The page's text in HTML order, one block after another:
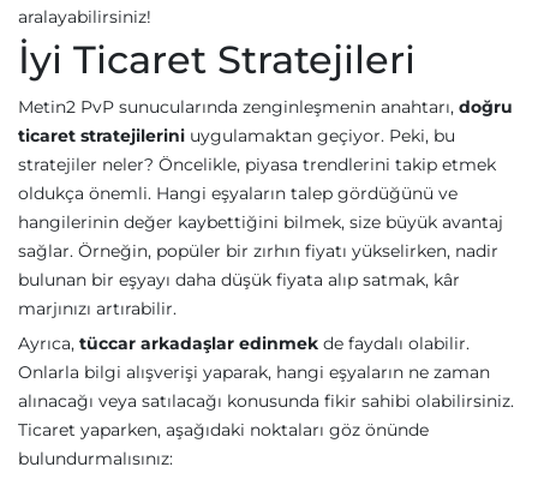
aralayabilirsiniz!
İyi Ticaret Stratejileri
Metin2 PvP sunucularında zenginleşmenin anahtarı, doğru
ticaret stratejilerini uygulamaktan geçiyor. Peki, bu
stratejiler neler? Öncelikle, piyasa trendlerini takip etmek
oldukça önemli. Hangi eşyaların talep gördüğünü ve
hangilerinin değer kaybettiğini bilmek, size büyük avantaj
sağlar. Örneğin, popüler bir zırhın fiyatı yükselirken, nadir
bulunan bir eşyayı daha düşük fiyata alıp satmak, kâr
marjınızı artırabilir.
Ayrıca, tüccar arkadaşlar edinmek de faydalı olabilir.
Onlarla bilgi alışverişi yaparak, hangi eşyaların ne zaman
alınacağı veya satılacağı konusunda fikir sahibi olabilirsiniz.
Ticaret yaparken, aşağıdaki noktaları göz önünde
bulundurmalısınız: